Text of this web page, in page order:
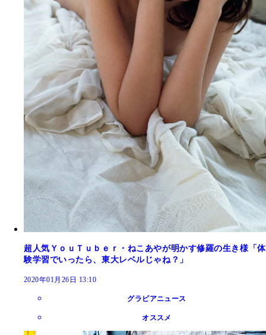
超人気ＹｏｕＴｕｂｅｒ・ねこあやが明かす修羅の生き様「体
験学習でいったら、東大レベルじゃね？」
2020年01月26日 13:10
グラビアニュース
オススメ